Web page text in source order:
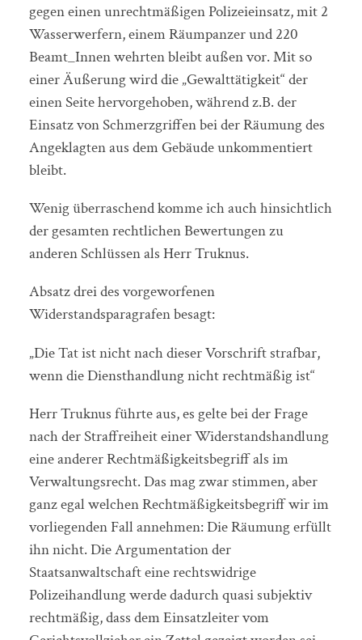
gegen einen unrechtmäßigen Polizeieinsatz, mit 2
Wasserwerfern, einem Räumpanzer und 220
Beamt_Innen wehrten bleibt außen vor. Mit so
einer Äußerung wird die „Gewalttätigkeit“ der
einen Seite hervorgehoben, während z.B. der
Einsatz von Schmerzgriffen bei der Räumung des
Angeklagten aus dem Gebäude unkommentiert
bleibt.
Wenig überraschend komme ich auch hinsichtlich
der gesamten rechtlichen Bewertungen zu
anderen Schlüssen als Herr Truknus.
Absatz drei des vorgeworfenen
Widerstandsparagrafen besagt:
„Die Tat ist nicht nach dieser Vorschrift strafbar,
wenn die Diensthandlung nicht rechtmäßig ist“
Herr Truknus führte aus, es gelte bei der Frage
nach der Straffreiheit einer Widerstandshandlung
eine anderer Rechtmäßigkeitsbegriff als im
Verwaltungsrecht. Das mag zwar stimmen, aber
ganz egal welchen Rechtmäßigkeitsbegriff wir im
vorliegenden Fall annehmen: Die Räumung erfüllt
ihn nicht. Die Argumentation der
Staatsanwaltschaft eine rechtswidrige
Polizeihandlung werde dadurch quasi subjektiv
rechtmäßig, dass dem Einsatzleiter vom